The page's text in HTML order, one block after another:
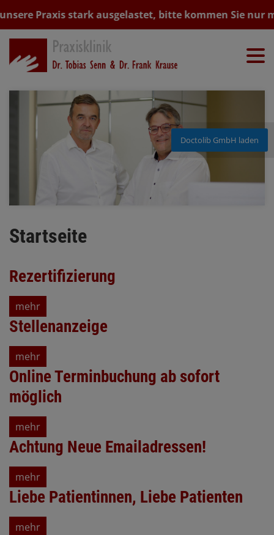
Praxis stark ausgelastet, bitte kommen Sie nur
Startseite
Rezertifizierung
mehr
Stellenanzeige
mehr
Online Terminbuchung ab sofort
möglich
mehr
Achtung Neue Emailadressen!
mehr
Liebe Patientinnen, Liebe Patienten
mehr
Doctolib GmbH laden